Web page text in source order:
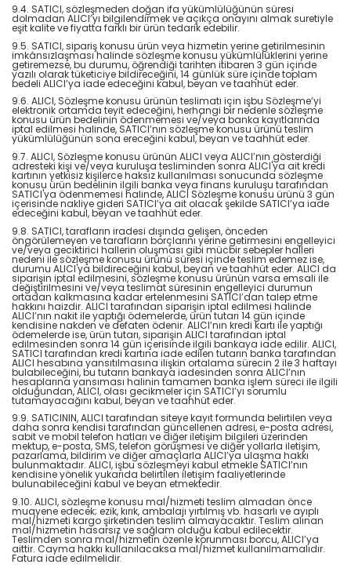
9.4. SATICI, sözleşmeden doğan ifa yükümlülüğünün süresi
dolmadan ALICI’yı bilgilendirmek ve açıkça onayını almak suretiyle
eşit kalite ve fiyatta farklı bir ürün tedarik edebilir.
9.5. SATICI, sipariş konusu ürün veya hizmetin yerine getirilmesinin
imkânsızlaşması halinde sözleşme konusu yükümlülüklerini yerine
getiremezse, bu durumu, öğrendiği tarihten itibaren 3 gün içinde
yazılı olarak tüketiciye bildireceğini, 14 günlük süre içinde toplam
bedeli ALICI’ya iade edeceğini kabul, beyan ve taahhüt eder.
9.6. ALICI, Sözleşme konusu ürünün teslimatı için işbu Sözleşme’yi
elektronik ortamda teyit edeceğini, herhangi bir nedenle sözleşme
konusu ürün bedelinin ödenmemesi ve/veya banka kayıtlarında
iptal edilmesi halinde, SATICI’nın sözleşme konusu ürünü teslim
yükümlülüğünün sona ereceğini kabul, beyan ve taahhüt eder.
9.7. ALICI, Sözleşme konusu ürünün ALICI veya ALICI’nın gösterdiği
adresteki kişi ve/veya kuruluşa tesliminden sonra ALICI'ya ait kredi
kartının yetkisiz kişilerce haksız kullanılması sonucunda sözleşme
konusu ürün bedelinin ilgili banka veya finans kuruluşu tarafından
SATICI'ya ödenmemesi halinde, ALICI Sözleşme konusu ürünü 3 gün
içerisinde nakliye gideri SATICI’ya ait olacak şekilde SATICI’ya iade
edeceğini kabul, beyan ve taahhüt eder.
9.8. SATICI, tarafların iradesi dışında gelişen, önceden
öngörülemeyen ve tarafların borçlarını yerine getirmesini engelleyici
ve/veya geciktirici hallerin oluşması gibi mücbir sebepler halleri
nedeni ile sözleşme konusu ürünü süresi içinde teslim edemez ise,
durumu ALICI'ya bildireceğini kabul, beyan ve taahhüt eder. ALICI da
siparişin iptal edilmesini, sözleşme konusu ürünün varsa emsali ile
değiştirilmesini ve/veya teslimat süresinin engelleyici durumun
ortadan kalkmasına kadar ertelenmesini SATICI’dan talep etme
hakkını haizdir. ALICI tarafından siparişin iptal edilmesi halinde
ALICI’nın nakit ile yaptığı ödemelerde, ürün tutarı 14 gün içinde
kendisine nakden ve defaten ödenir. ALICI’nın kredi kartı ile yaptığı
ödemelerde ise, ürün tutarı, siparişin ALICI tarafından iptal
edilmesinden sonra 14 gün içerisinde ilgili bankaya iade edilir. ALICI,
SATICI tarafından kredi kartına iade edilen tutarın banka tarafından
ALICI hesabına yansıtılmasına ilişkin ortalama sürecin 2 ile 3 haftayı
bulabileceğini, bu tutarın bankaya iadesinden sonra ALICI’nın
hesaplarına yansıması halinin tamamen banka işlem süreci ile ilgili
olduğundan, ALICI, olası gecikmeler için SATICI’yı sorumlu
tutamayacağını kabul, beyan ve taahhüt eder.
9.9. SATICININ, ALICI tarafından siteye kayıt formunda belirtilen veya
daha sonra kendisi tarafından güncellenen adresi, e-posta adresi,
sabit ve mobil telefon hatları ve diğer iletişim bilgileri üzerinden
mektup, e-posta, SMS, telefon görüşmesi ve diğer yollarla iletişim,
pazarlama, bildirim ve diğer amaçlarla ALICI’ya ulaşma hakkı
bulunmaktadır. ALICI, işbu sözleşmeyi kabul etmekle SATICI’nın
kendisine yönelik yukarıda belirtilen iletişim faaliyetlerinde
bulunabileceğini kabul ve beyan etmektedir.
9.10. ALICI, sözleşme konusu mal/hizmeti teslim almadan önce
muayene edecek; ezik, kırık, ambalajı yırtılmış vb. hasarlı ve ayıplı
mal/hizmeti kargo şirketinden teslim almayacaktır. Teslim alınan
mal/hizmetin hasarsız ve sağlam olduğu kabul edilecektir.
Teslimden sonra mal/hizmetin özenle korunması borcu, ALICI’ya
aittir. Cayma hakkı kullanılacaksa mal/hizmet kullanılmamalıdır.
Fatura iade edilmelidir.